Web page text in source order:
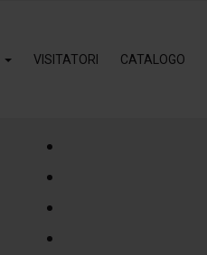
VISITATORI CATALOGO